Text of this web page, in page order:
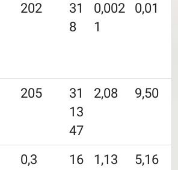
202
31
8
0,002
1
0,01
205
31
13
47
2,08 9,50
0,3
16
1,13 5,16